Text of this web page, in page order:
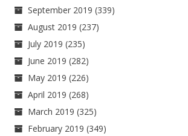
September 2019 (339)
August 2019 (237)
July 2019 (235)
June 2019 (282)
May 2019 (226)
April 2019 (268)
March 2019 (325)
February 2019 (349)